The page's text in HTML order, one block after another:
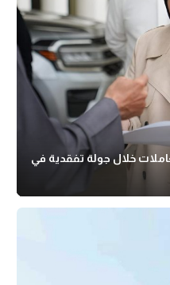
خلال جولة تفقدية في